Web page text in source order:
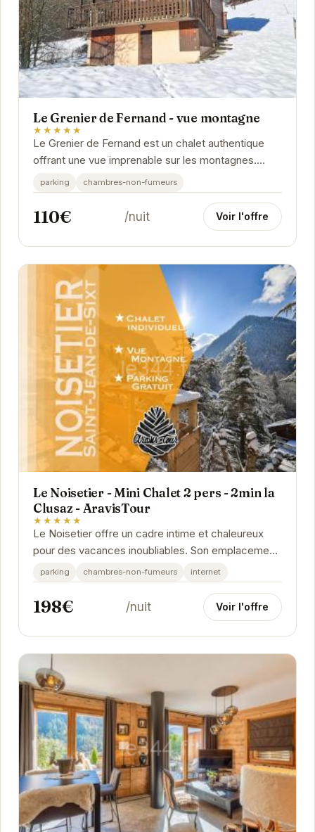
Le Grenier de Fernand - vue montagne
★★★★★
Le Grenier de Fernand est un chalet authentique
offrant une vue imprenable sur les montagnes.
Avec son ambiance chaleureuse et son
emplacement...
parking chambres-non-fumeurs
110€ /nuit Voir l'offre
Le Noisetier - Mini Chalet 2 pers - 2min la
Clusaz - AravisTour
★★★★★
Le Noisetier offre un cadre intime et chaleureux
pour des vacances inoubliables. Son emplacement
privilégié, à proximité de la Clusaz, vous...
parking chambres-non-fumeurs internet
198€ /nuit Voir l'offre